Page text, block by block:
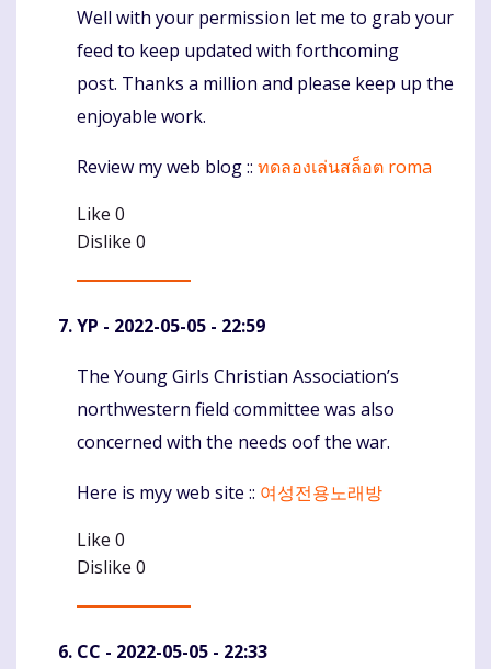
Well with your permission let me to grab your
feed to keep updated with forthcoming
post. Thanks a million and please keep up the
enjoyable work.
Review my web blog :: ทดลองเล่นสล็อต roma
Like 0
Dislike 0
YP - 2022-05-05 - 22:59
Komentaras
The Young Girls Christian Association’s
northwestern field committee was also
concerned with the needs oof the war.
Here is myy web site :: 여성전용노래방
Like 0
Dislike 0
CC - 2022-05-05 - 22:33